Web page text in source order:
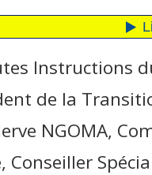
Instructions
de la
NGOMA,
Conseiller